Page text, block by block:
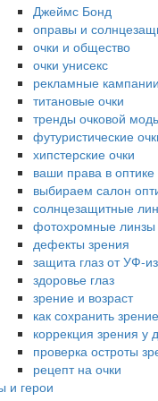
Джеймс Бонд
оправы и
очки и общество
очки унисекс
рекламные кампании
титановые очки
тренды очковой
футуристические
хипстерские очки
ваши права в оптике
выбираем салон
солнцезащитные
фотохромные линзы
дефекты зрения
защита глаз от УФ-
здоровье глаз
зрение и возраст
как сохранить зрение
коррекция зрения у
проверка остроты
рецепт на очки
и герои